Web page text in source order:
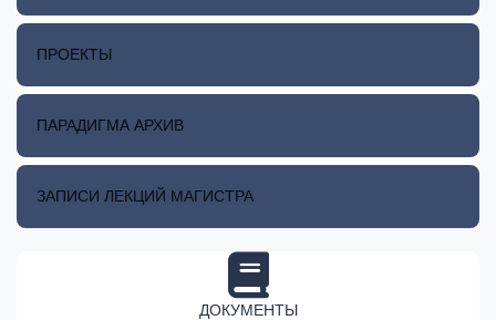
ПРОЕКТЫ
ПАРАДИГМА АРХИВ
ЗАПИСИ ЛЕКЦИЙ МАГИСТРА
ДОКУМЕНТЫ